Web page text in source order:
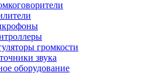
громкости
звука
оборудование